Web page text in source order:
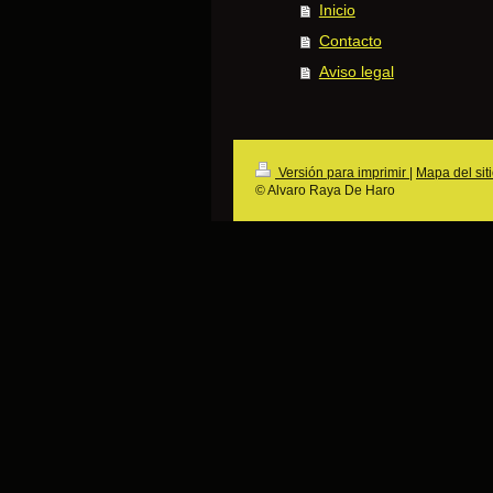
Inicio
Contacto
Aviso legal
Versión para imprimir
Mapa del
© Alvaro Raya De Haro